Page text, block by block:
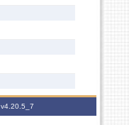
v4.20.5_7